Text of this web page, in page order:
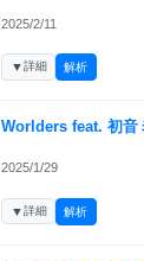
2025/2/11
▼詳細 解析
Worlders feat. 初音
2025/1/29
▼詳細 解析